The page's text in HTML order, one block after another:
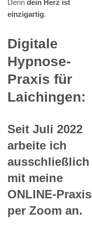
Denn dein Herz ist
einzigartig.
Digitale
Hypnose-
Praxis für
Laichingen:
Seit Juli 2022
arbeite ich
ausschließlich
mit meine
ONLINE-Praxis
per Zoom an.